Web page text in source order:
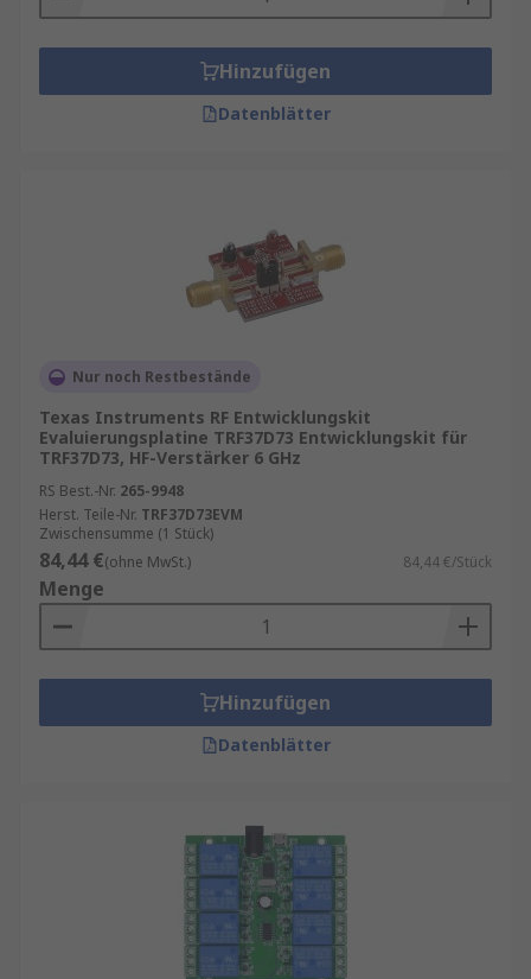
Hinzufügen
Datenblätter
Nur noch Restbestände
Texas Instruments RF Entwicklungskit
Evaluierungsplatine TRF37D73 Entwicklungskit für
TRF37D73, HF-Verstärker 6 GHz
RS Best.-Nr. 265-9948
Herst. Teile-Nr. TRF37D73EVM
Zwischensumme (1 Stück)
84,44 €(ohne MwSt.) 84,44 €/Stück
Menge
Hinzufügen
Datenblätter